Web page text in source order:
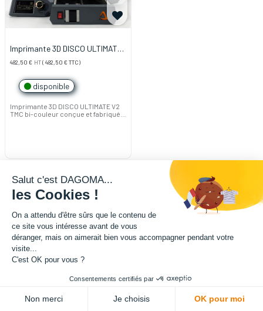
Imprimante 3D DISCO ULTIMATE
V2 TMC bi-couleur
482,50 € HT( 482,50 €TTC)
disponible
Imprimante 3D DISCO ULTIMATE V2
TMC bi-couleur conçue et fabriquée
filaments
- nouvel écran rétroéclairé multi-
couleur
- mis à jour OS (operating system) :
marlin V2
⚠️ Attention, les filaments flexibles
sont NON compatibles avec le
modèle bi-couleur ⚠️
Voir plus bas pour plus
d'informations ⬇️
Salut c'est DAGOMA...
les Cookies !
On a attendu d'être sûrs que le contenu de
ce site vous intéresse avant de vous
déranger, mais on aimerait bien vous accompagner pendant votre
visite...
C'est OK pour vous ?
Consentements certifiés par
Non merci Je choisis OK pour moi